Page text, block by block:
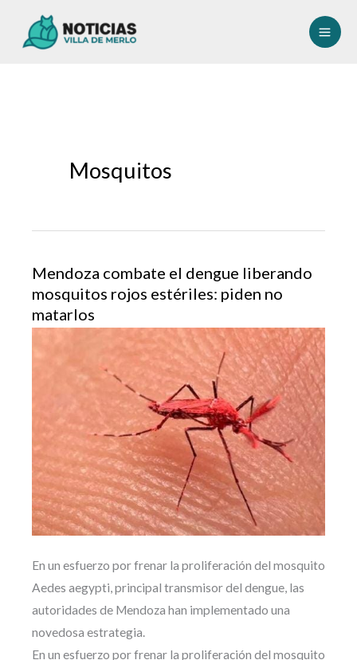
Mosquitos
Mendoza combate el dengue liberando
mosquitos rojos estériles: piden no
matarlos
En un esfuerzo por frenar la proliferación del mosquito
Aedes aegypti, principal transmisor del dengue, las
autoridades de Mendoza han implementado una
novedosa estrategia.
En un esfuerzo por frenar la proliferación del mosquito